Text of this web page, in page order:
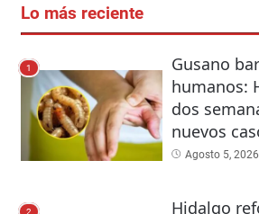
Lo más reciente
1
Gusano
humanos:
dos
nuevos
Agosto 5, 2026
2 Hidalgo